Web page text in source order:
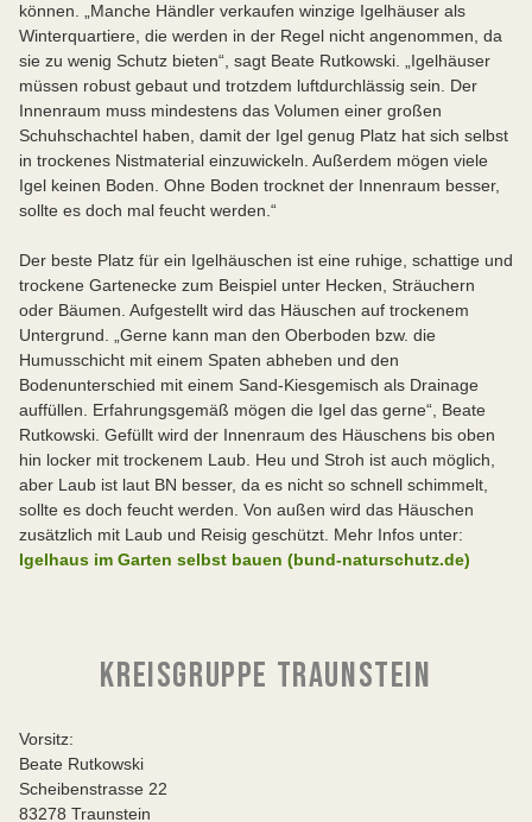
können. „Manche Händler verkaufen winzige Igelhäuser als
Winterquartiere, die werden in der Regel nicht angenommen, da
sie zu wenig Schutz bieten“, sagt Beate Rutkowski. „Igelhäuser
müssen robust gebaut und trotzdem luftdurchlässig sein. Der
Innenraum muss mindestens das Volumen einer großen
Schuhschachtel haben, damit der Igel genug Platz hat sich selbst
in trockenes Nistmaterial einzuwickeln. Außerdem mögen viele
Igel keinen Boden. Ohne Boden trocknet der Innenraum besser,
sollte es doch mal feucht werden.“
Der beste Platz für ein Igelhäuschen ist eine ruhige, schattige und
trockene Gartenecke zum Beispiel unter Hecken, Sträuchern
oder Bäumen. Aufgestellt wird das Häuschen auf trockenem
Untergrund. „Gerne kann man den Oberboden bzw. die
Humusschicht mit einem Spaten abheben und den
Bodenunterschied mit einem Sand-Kiesgemisch als Drainage
auffüllen. Erfahrungsgemäß mögen die Igel das gerne“, Beate
Rutkowski. Gefüllt wird der Innenraum des Häuschens bis oben
hin locker mit trockenem Laub. Heu und Stroh ist auch möglich,
aber Laub ist laut BN besser, da es nicht so schnell schimmelt,
sollte es doch feucht werden. Von außen wird das Häuschen
zusätzlich mit Laub und Reisig geschützt. Mehr Infos unter:
Igelhaus im Garten selbst bauen (bund-naturschutz.de)
KREISGRUPPE TRAUNSTEIN
Vorsitz:
Beate Rutkowski
Scheibenstrasse 22
83278 Traunstein